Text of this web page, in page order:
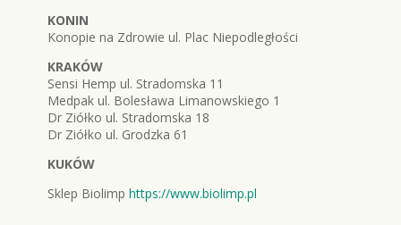
KONIN
Konopie na Zdrowie ul. Plac Niepodległości
KRAKÓW
Sensi Hemp ul. Stradomska 11
Medpak ul. Bolesława Limanowskiego 1
Dr Ziółko ul. Stradomska 18
Dr Ziółko ul. Grodzka 61
KUKÓW
Sklep Biolimphttps://www.biolimp.pl